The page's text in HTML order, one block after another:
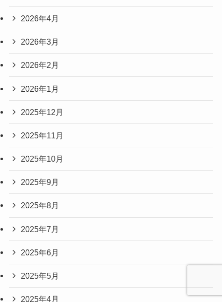
2026年4月
2026年3月
2026年2月
2026年1月
2025年12月
2025年11月
2025年10月
2025年9月
2025年8月
2025年7月
2025年6月
2025年5月
2025年4月